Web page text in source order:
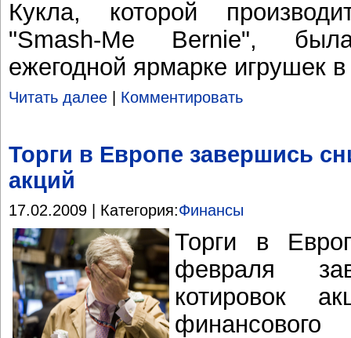
Кукла, которой
"Smash-Me Bernie",
ежегодной ярмарке игрушек
Читать далее Комментировать
Торги в Европе завершись
акций
17.02.2009 | Категория:Финансы
Торги в
февраля
котировок